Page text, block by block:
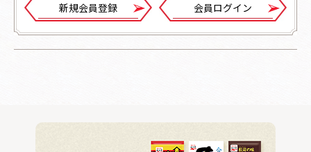
新規会員登録 会員ログイン